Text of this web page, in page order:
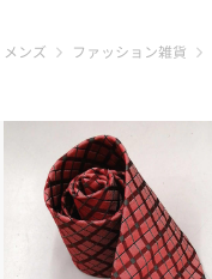
メンズ ファッション雑貨